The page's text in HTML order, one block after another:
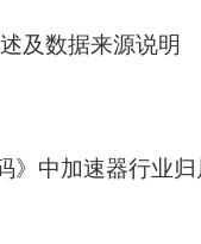
及数据来源说明
》中加速器行业归